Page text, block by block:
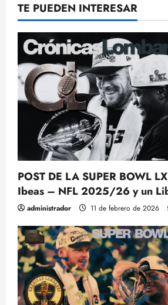
TE PUEDEN INTERESAR
POST DE LA SUPER BOWL
Ibeas – NFL 2025/26 y un
administrador 11 de febrero de 2026